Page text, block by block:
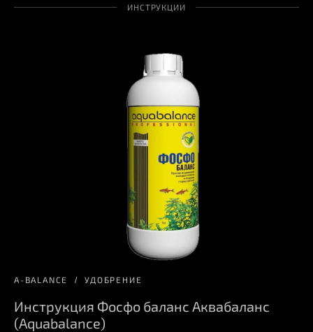
ИНСТРУКЦИИ
A-BALANCE УДОБРЕНИЕ
Инструкция Фосфо баланс Аквабаланс
(Aquabalance)